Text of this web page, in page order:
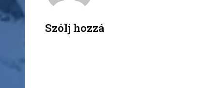
Szólj hozzá